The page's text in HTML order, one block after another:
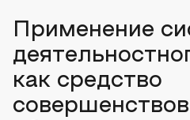
Применение
как средство